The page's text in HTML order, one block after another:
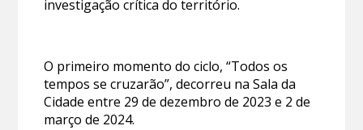
investigação crítica do território.
O primeiro momento do ciclo, “Todos os
tempos se cruzarão”, decorreu na Sala da
Cidade entre 29 de dezembro de 2023 e 2 de
março de 2024.